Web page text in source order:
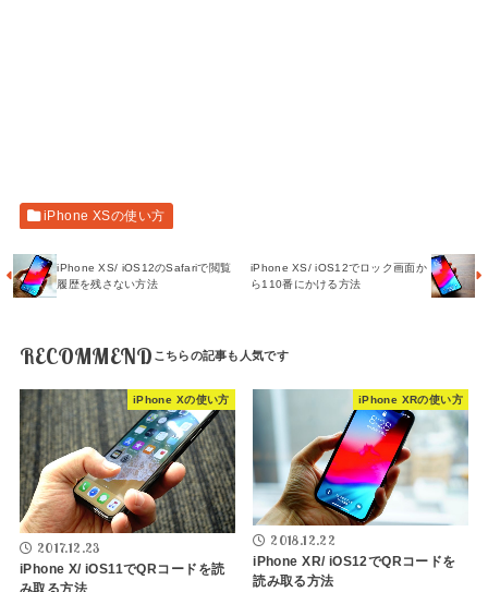
iPhone XSの使い方
iPhone XS/ iOS12のSafariで閲覧
履歴を残さない方法
iPhone XS/ iOS12でロック画面か
ら110番にかける方法
RECOMMEND
iPhone Xの使い方
2017.12.23
iPhone X/ iOS11でQRコードを読
み取る方法
iPhone XRの使い方
2018.12.22
iPhone XR/ iOS12でQRコードを
読み取る方法